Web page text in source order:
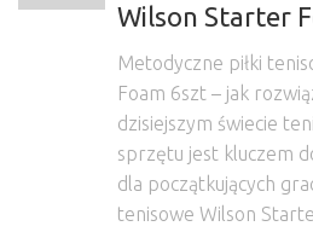
Wilson Starter
Metodyczne piłki
Foam 6szt – jak
dzisiejszym świecie
sprzętu jest kluczem
dla początkujących
tenisowe Wilson